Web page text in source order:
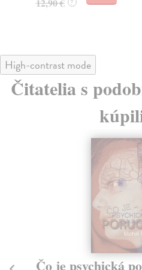
12,95 € ?
High-contrast mode
Čitatelia s
Od Nikoho k